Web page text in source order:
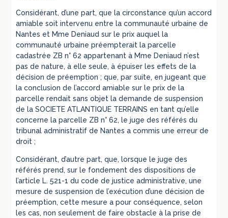
Considérant, d’une part, que la circonstance qu’un accord
amiable soit intervenu entre la communauté urbaine de
Nantes et Mme Deniaud sur le prix auquel la
communauté urbaine préempterait la parcelle
cadastrée ZB n° 62 appartenant à Mme Deniaud n’est
pas de nature, à elle seule, à épuiser les effets de la
décision de préemption ; que, par suite, en jugeant que
la conclusion de l’accord amiable sur le prix de la
parcelle rendait sans objet la demande de suspension
de la SOCIETE ATLANTIQUE TERRAINS en tant qu’elle
concerne la parcelle ZB n° 62, le juge des référés du
tribunal administratif de Nantes a commis une erreur de
droit ;
Considérant, d’autre part, que, lorsque le juge des
référés prend, sur le fondement des dispositions de
l’article L. 521-1 du code de justice administrative, une
mesure de suspension de l’exécution d’une décision de
préemption, cette mesure a pour conséquence, selon
les cas, non seulement de faire obstacle à la prise de